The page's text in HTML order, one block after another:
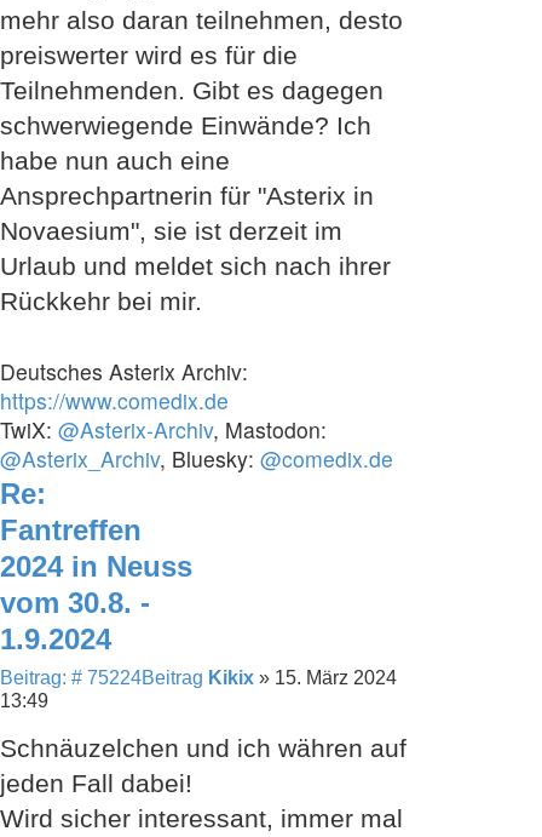
mehr also daran teilnehmen, desto
preiswerter wird es für die
Teilnehmenden. Gibt es dagegen
schwerwiegende Einwände? Ich
habe nun auch eine
Ansprechpartnerin für "Asterix in
Novaesium", sie ist derzeit im
Urlaub und meldet sich nach ihrer
Rückkehr bei mir.
Deutsches Asterix Archiv:
https://www.comedix.de
TwiX: @Asterix-Archiv, Mastodon:
@Asterix_Archiv, Bluesky: @comedix.de
Re:
Fantreffen
2024 in Neuss
vom 30.8. -
1.9.2024
Beitrag: # 75224Beitrag Kikix » 15. März 2024
13:49
Schnäuzelchen und ich währen auf
jeden Fall dabei!
Wird sicher interessant, immer mal